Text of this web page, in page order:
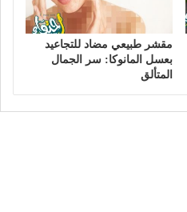
مقشر طبيعي مضاد للتجاعيد
بعسل المانوكا: سر الجمال
المتألق